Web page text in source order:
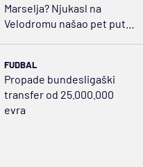
Marselja? Njukasl na
Velodromu našao pet puta
FUDBAL
Propade bundesligaški
transfer od 25.000.000
evra